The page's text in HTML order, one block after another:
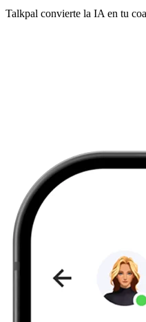
Talkpal convierte la IA en tu